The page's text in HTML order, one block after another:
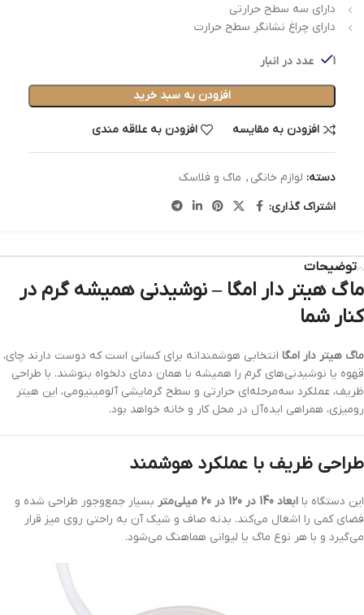
دارای سه سطح حرارتی
دارای چراغ نشانگر سطح حرارت
1 عدد در انبار
افزودن به سبد خرید
افزودن به مقایسه افزودن به علاقه مندی
دسته: لوازم خانگی , ماگ و فلاسک
اشتراک گذاری:
توضیحات
ماگ هیتر دار امگا – نوشیدنی همیشه گرم در
کنار شما
ماگ هیتر دار امگا انتخابی هوشمندانه برای کسانی است که دوست دارند چای،
قهوه یا نوشیدنی‌های گرم را همیشه با همان دمای دلخواه بنوشند. با طراحی
ظریف، عملکرد سه‌مرحله‌ای حرارتی و سطح گرمایشی آلومینیومی، این هیتر
رومیزی، همراهی ایده‌آل در محل کار و خانه خواهد بود.
طراحی ظریف با عملکرد هوشمند
این دستگاه با ابعاد 140 در 120 در 20 میلی‌متر
بسیار جمع‌وجور طراحی شده و
فضای کمی را اشغال می‌کند. بدنه صاف و شیک آن به راحتی روی میز قرار
می‌گیرد و با هر نوع ماگ یا لیوانی هماهنگ می‌شود.